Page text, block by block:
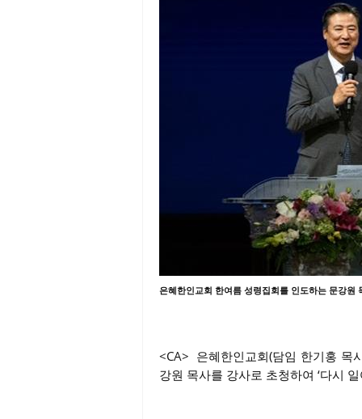
은혜한인교회 한여름 성령집회를 인도하는 문강원
<CA> 은혜한인교회(담임 한기홍 목
강원 목사를 강사로 초청하여 ‘다시